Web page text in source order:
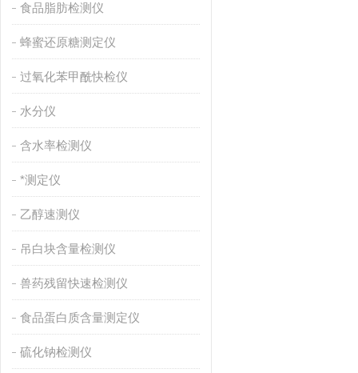
食品脂肪检测仪
蜂蜜还原糖测定仪
过氧化苯甲酰快检仪
水分仪
含水率检测仪
*测定仪
乙醇速测仪
吊白块含量检测仪
兽药残留快速检测仪
食品蛋白质含量测定仪
硫化钠检测仪